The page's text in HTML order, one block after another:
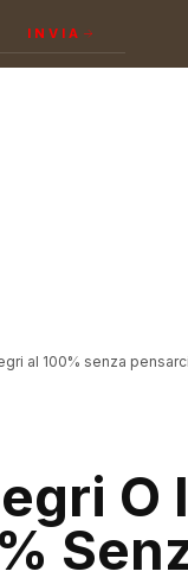
INVIA
al 100% senza
O